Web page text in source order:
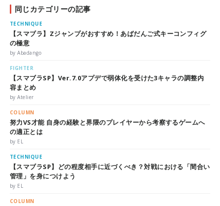
同じカテゴリーの記事
TECHNIQUE
【スマブラ】Zジャンプがおすすめ！あばだんご式キーコンフィグ
の極意
by Abadango
FIGHTER
【スマブラSP】Ver.7.0アプデで弱体化を受けた3キャラの調整内
容まとめ
by Atelier
COLUMN
努力VS才能 自身の経験と界隈のプレイヤーから考察するゲームへ
の適正とは
by EL
TECHNIQUE
【スマブラSP】どの程度相手に近づくべき？対戦における「間合い
管理」を身につけよう
by EL
COLUMN